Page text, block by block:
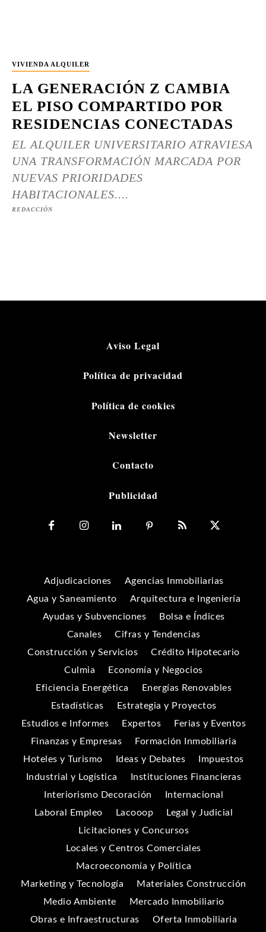
VIVIENDA ALQUILER
LA GENERACIÓN Z CAMBIA
EL PISO COMPARTIDO POR
RESIDENCIAS CONECTADAS
EL ALQUILER UNIVERSITARIO ATRAVIESA
UNA TRANSFORMACIÓN MARCADA POR
NUEVAS PRIORIDADES
HABITACIONALES....
REDACCIÓN
Aviso Legal
Política de privacidad
Política de cookies
Newsletter
Contacto
Publicidad
Adjudicaciones
Agencias Inmobiliarias
Agua y Saneamiento
Arquitectura e Ingeniería
Ayudas y Subvenciones
Bolsa e Índices
Canales
Cifras y Tendencias
Construcción y Servicios
Crédito Hipotecario
Culmia
Economía y Negocios
Eficiencia Energética
Energías Renovables
Estadísticas
Estrategia y Proyectos
Estudios e Informes
Expertos
Ferias y Eventos
Finanzas y Empresas
Formación Inmobiliaria
Hoteles y Turismo
Ideas y Debates
Impuestos
Industrial y Logística
Instituciones Financieras
Interiorismo Decoración
Internacional
Laboral Empleo
Lacooop
Legal y Judicial
Licitaciones y Concursos
Locales y Centros Comerciales
Macroeconomía y Política
Marketing y Tecnología
Materiales Construcción
Medio Ambiente
Mercado Inmobiliario
Obras e Infraestructuras
Oferta Inmobiliaria